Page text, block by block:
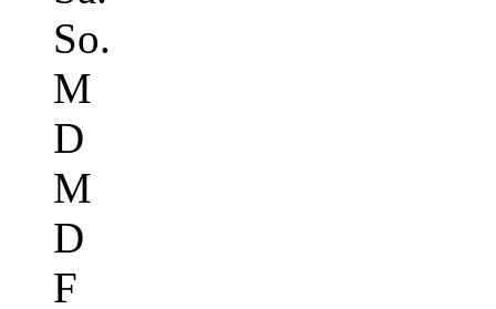
So.
M
D
M
D
F